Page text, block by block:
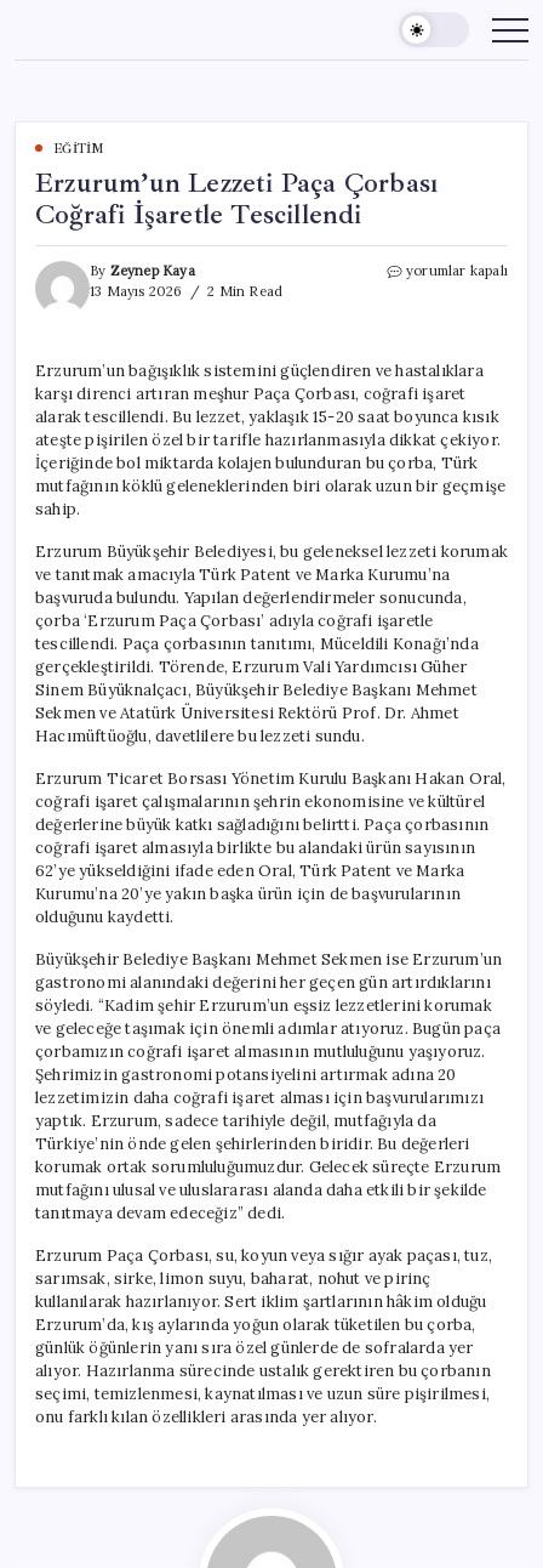
content
EĞITIM
Erzurum’un Lezzeti Paça Çorbası
Coğrafi İşaretle Tescillendi
By Zeynep Kaya
13 Mayıs 2026
2 Min Read
Erzurum’un
İşaretle
Tescillendi
için
yorumlar kapalı
Erzurum’un bağışıklık sistemini güçlendiren ve hastalıklara
karşı direnci artıran meşhur Paça Çorbası, coğrafi işaret
alarak tescillendi. Bu lezzet, yaklaşık 15-20 saat boyunca kısık
ateşte pişirilen özel bir tarifle hazırlanmasıyla dikkat çekiyor.
İçeriğinde bol miktarda kolajen bulunduran bu çorba, Türk
mutfağının köklü geleneklerinden biri olarak uzun bir geçmişe
sahip.
Erzurum Büyükşehir Belediyesi, bu geleneksel lezzeti korumak
ve tanıtmak amacıyla Türk Patent ve Marka Kurumu’na
başvuruda bulundu. Yapılan değerlendirmeler sonucunda,
çorba ‘Erzurum Paça Çorbası’ adıyla coğrafi işaretle
tescillendi. Paça çorbasının tanıtımı, Müceldili Konağı’nda
gerçekleştirildi. Törende, Erzurum Vali Yardımcısı Güher
Sinem Büyüknalçacı, Büyükşehir Belediye Başkanı Mehmet
Sekmen ve Atatürk Üniversitesi Rektörü Prof. Dr. Ahmet
Hacımüftüoğlu, davetlilere bu lezzeti sundu.
Erzurum Ticaret Borsası Yönetim Kurulu Başkanı Hakan Oral,
coğrafi işaret çalışmalarının şehrin ekonomisine ve kültürel
değerlerine büyük katkı sağladığını belirtti. Paça çorbasının
coğrafi işaret almasıyla birlikte bu alandaki ürün sayısının
62’ye yükseldiğini ifade eden Oral, Türk Patent ve Marka
Kurumu’na 20’ye yakın başka ürün için de başvurularının
olduğunu kaydetti.
Büyükşehir Belediye Başkanı Mehmet Sekmen ise Erzurum’un
gastronomi alanındaki değerini her geçen gün artırdıklarını
söyledi. “Kadim şehir Erzurum’un eşsiz lezzetlerini korumak
ve geleceğe taşımak için önemli adımlar atıyoruz. Bugün paça
çorbamızın coğrafi işaret almasının mutluluğunu yaşıyoruz.
Şehrimizin gastronomi potansiyelini artırmak adına 20
lezzetimizin daha coğrafi işaret alması için başvurularımızı
yaptık. Erzurum, sadece tarihiyle değil, mutfağıyla da
Türkiye’nin önde gelen şehirlerinden biridir. Bu değerleri
korumak ortak sorumluluğumuzdur. Gelecek süreçte Erzurum
mutfağını ulusal ve uluslararası alanda daha etkili bir şekilde
tanıtmaya devam edeceğiz” dedi.
Erzurum Paça Çorbası, su, koyun veya sığır ayak paçası, tuz,
sarımsak, sirke, limon suyu, baharat, nohut ve pirinç
kullanılarak hazırlanıyor. Sert iklim şartlarının hâkim olduğu
Erzurum’da, kış aylarında yoğun olarak tüketilen bu çorba,
günlük öğünlerin yanı sıra özel günlerde de sofralarda yer
alıyor. Hazırlanma sürecinde ustalık gerektiren bu çorbanın
seçimi, temizlenmesi, kaynatılması ve uzun süre pişirilmesi,
onu farklı kılan özellikleri arasında yer alıyor.